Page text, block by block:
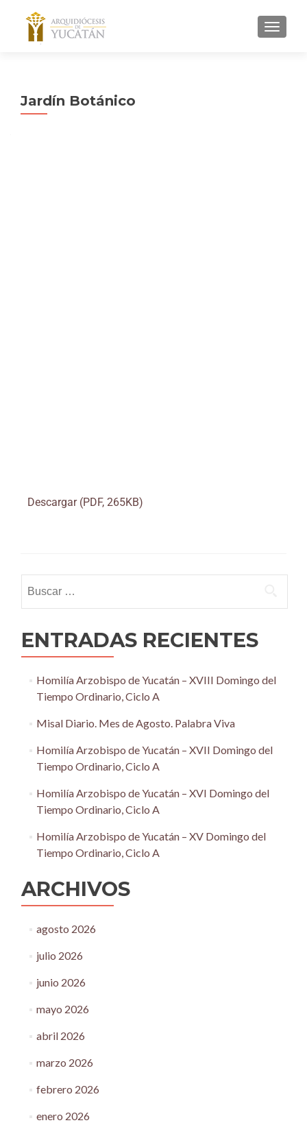
Jardín Botánico
Descargar (PDF, 265KB)
ENTRADAS RECIENTES
Homilía Arzobispo de Yucatán – XVIII Domingo del
Tiempo Ordinario, Ciclo A
Misal Diario. Mes de Agosto. Palabra Viva
Homilía Arzobispo de Yucatán – XVII Domingo del
Tiempo Ordinario, Ciclo A
Homilía Arzobispo de Yucatán – XVI Domingo del
Tiempo Ordinario, Ciclo A
Homilía Arzobispo de Yucatán – XV Domingo del
Tiempo Ordinario, Ciclo A
ARCHIVOS
agosto 2026
julio 2026
junio 2026
mayo 2026
abril 2026
marzo 2026
febrero 2026
enero 2026